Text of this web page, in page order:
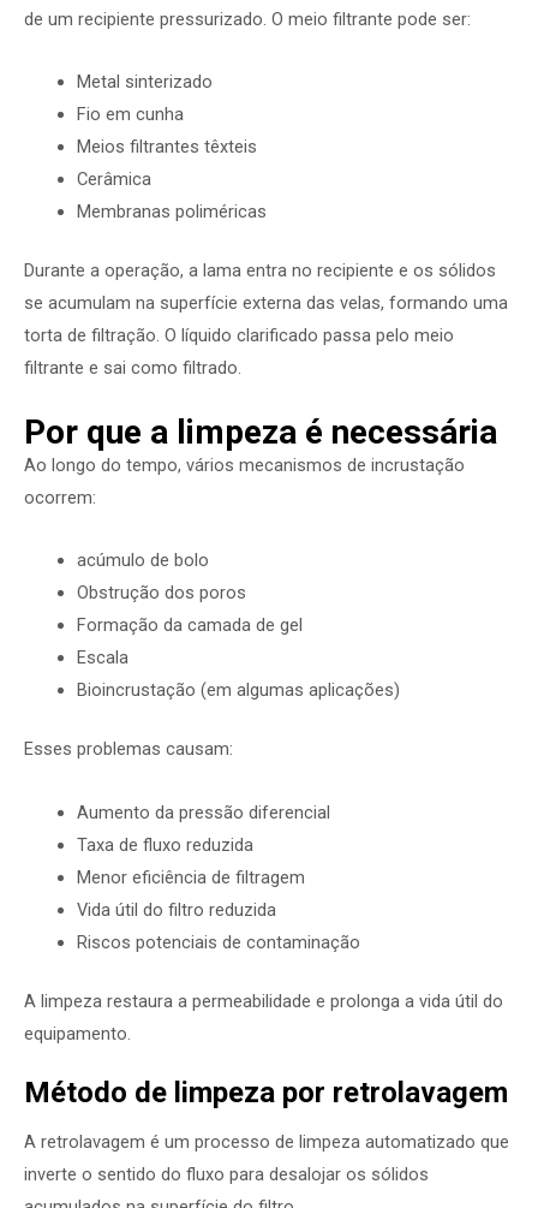
de um recipiente pressurizado. O meio filtrante pode ser:
Metal sinterizado
Fio em cunha
Meios filtrantes têxteis
Cerâmica
Membranas poliméricas
Durante a operação, a lama entra no recipiente e os sólidos
se acumulam na superfície externa das velas, formando uma
torta de filtração. O líquido clarificado passa pelo meio
filtrante e sai como filtrado.
Por que a limpeza é necessária
Ao longo do tempo, vários mecanismos de incrustação
ocorrem:
acúmulo de bolo
Obstrução dos poros
Formação da camada de gel
Escala
Bioincrustação (em algumas aplicações)
Esses problemas causam:
Aumento da pressão diferencial
Taxa de fluxo reduzida
Menor eficiência de filtragem
Vida útil do filtro reduzida
Riscos potenciais de contaminação
A limpeza restaura a permeabilidade e prolonga a vida útil do
equipamento.
Método de limpeza por retrolavagem
A retrolavagem é um processo de limpeza automatizado que
inverte o sentido do fluxo para desalojar os sólidos